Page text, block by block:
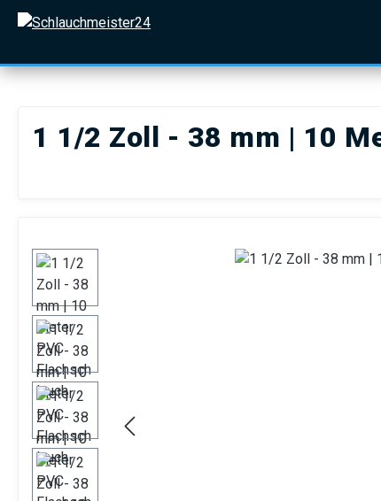
Hauptinhalt springen
Zur Suche springen
Zur Hauptnavigation springen
1 1/2 Zoll - 38 mm | 10
Bildergalerie überspringen